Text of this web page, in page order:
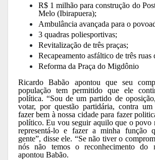
R$ 1 milhão para construção do
Melo (Ibirapuera);
Ambulância avançada para o
3 quadras poliesportivas;
Revitalização de três praças;
Recapeamento asfáltico de três ruas
Reforma da Praça do Migdônio
Ricardo Babão apontou que seu
população tem permitido que ele
política. “Sou de um partido de
votar, por questão partidária, contra
fazer bem à nossa cidade para fazer
político. Eu vou seguir aquilo que o povo
representá-lo e fazer a minha função
gente”, disse ele. “Se não tiver o
nós não temos o reconhecimento do
apontou Babão.